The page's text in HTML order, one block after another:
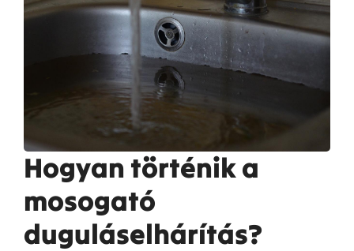
Hogyan történik a
mosogató
duguláselhárítás?